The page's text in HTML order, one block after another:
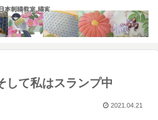
して私はスランプ中
2021.04.21